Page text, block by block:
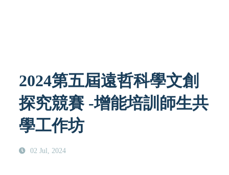
2024第五屆遠哲科學文創
探究競賽 -增能培訓師生共
學工作坊
02 Jul, 2024